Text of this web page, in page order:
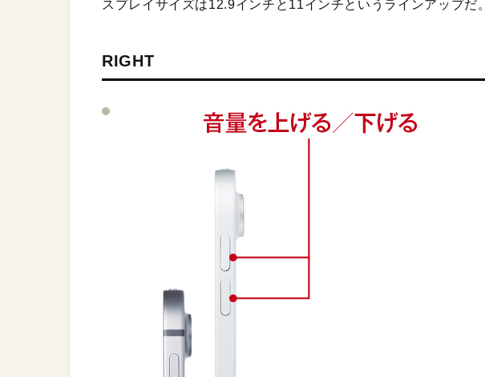
スプレイサイズは12.9インチと11インチというラインアップだ。
RIGHT